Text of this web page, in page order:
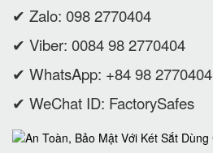
✔ Zalo: 098 2770404
✔ Viber: 0084 98 2770404
✔ WhatsApp: +84 98 2770404
✔ WeChat ID: FactorySafes